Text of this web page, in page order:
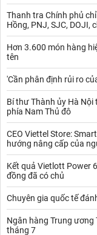
Thanh tra Chính phủ
Hồng, PNJ, SJC, DOJI,
Hơn 3.600 món hàng
tên
'Cần phân định rủi ro
Bí thư Thành ủy Hà
phía Nam Thủ đô
CEO Viettel Store:
hướng nâng cấp của
Kết quả Vietlott Power
đồng đã có chủ
Chuyên gia quốc tế
Ngân hàng Trung
tháng 7